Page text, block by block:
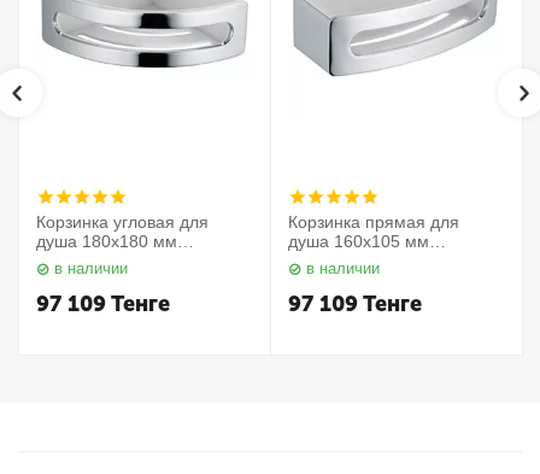
Корзинка угловая для
душа 180х180 мм
Elegance 11657010000
Keuco
в наличии
97 109Тенге
Корзинка прямая для
душа 160х105 мм
Elegance 11658010000
Keuco
в наличии
97 109Тенге